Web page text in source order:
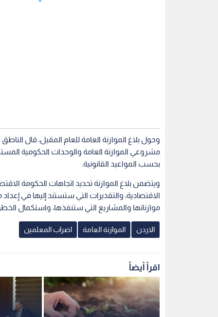
وحول بلاغ الموازنة العامة للعام المقبل، قال الناطق
بحسب المواعيد القانونية.
الاقتصادية، والتقديرات التي ستستند إليها في
موازناتها والمشاريع التي ستنفذها، واستكمال
الاردن الموازنة العامة اضراب المعلمين
اقرأ أيضاً